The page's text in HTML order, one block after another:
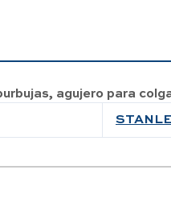
agujero para